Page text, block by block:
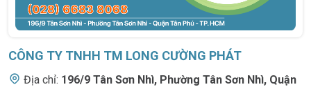
CÔNG TY TNHH TM LONG CƯỜNG PHÁT
Địa chỉ: 196/9 Tân Sơn Nhì, Phường Tân Sơn Nhì, Quận